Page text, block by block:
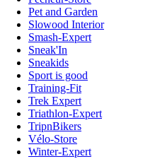
Pet and Garden
Slowood Interior
Smash-Expert
Sneak'In
Sneakids
Sport is good
Training-Fit
Trek Expert
Triathlon-Expert
TripnBikers
Vélo-Store
Winter-Expert